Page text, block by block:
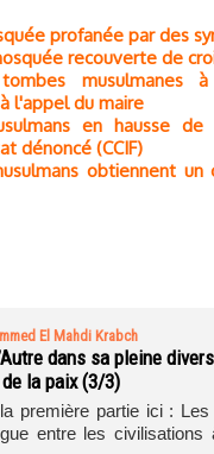
profanée par des
recouverte de
musulmanes
l'appel du maire
en hausse de
dénoncé (CCIF)
obtiennent un
El Mahdi Krabch
dans sa pleine
la paix (3/3)
première partie ici :
entre les